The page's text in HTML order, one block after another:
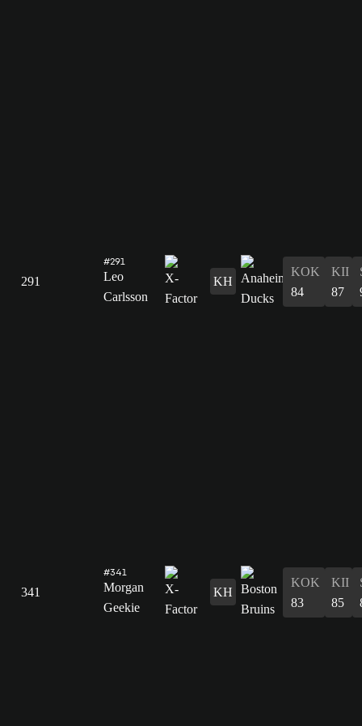
291
#291
Leo
Carlsson
KH
KOK
84
KII
87
341
#341
Morgan
Geekie
KH
KOK
83
KII
85